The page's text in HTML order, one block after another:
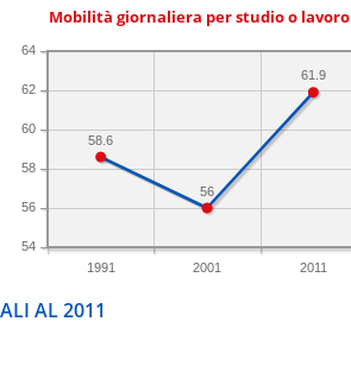
Mobilità giornaliera per studio o lavoro
1991 2001 2011
54
56
58
60
62
64
61.9
56
58.6
AL 2011